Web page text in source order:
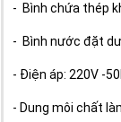
- Bình chứa thép
- Bình nước đặt
- Điện áp: 220V -
- Dung môi chất